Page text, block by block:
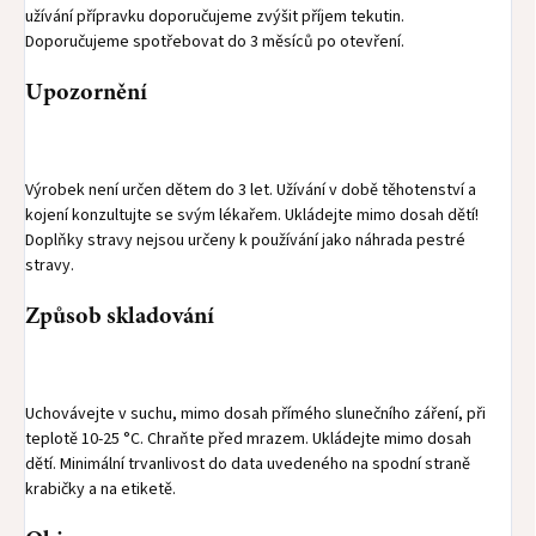
užívání přípravku doporučujeme zvýšit příjem tekutin.
Doporučujeme spotřebovat do 3 měsíců po otevření.
Upozornění
Výrobek není určen dětem do 3 let. Užívání v době těhotenství a
kojení konzultujte se svým lékařem. Ukládejte mimo dosah dětí!
Doplňky stravy nejsou určeny k používání jako náhrada pestré
stravy.
Způsob skladování
Uchovávejte v suchu, mimo dosah přímého slunečního záření, při
teplotě 10-25 °C. Chraňte před mrazem. Ukládejte mimo dosah
dětí. Minimální trvanlivost do data uvedeného na spodní straně
krabičky a na etiketě.